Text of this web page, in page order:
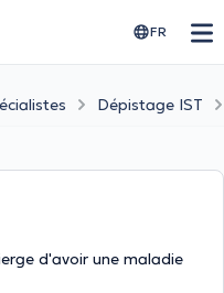
FR
Dépistage IST
d'avoir une maladie